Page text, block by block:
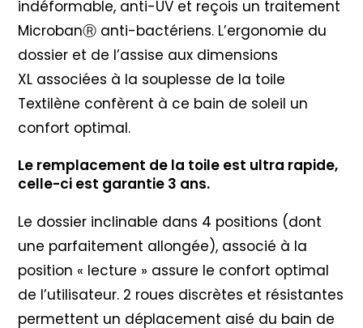
indéformable, anti-UV et reçois un traitement
MicrobanⓇ anti-bactériens. L’ergonomie du
dossier et de l’assise aux dimensions
XL associées à la souplesse de la toile
Textilène confèrent à ce bain de soleil un
confort optimal.
Le remplacement de la toile est ultra rapide,
celle-ci est garantie 3 ans.
Le dossier inclinable dans 4 positions (dont
une parfaitement allongée), associé à la
position « lecture » assure le confort optimal
de l’utilisateur. 2 roues discrètes et résistantes
permettent un déplacement aisé du bain de